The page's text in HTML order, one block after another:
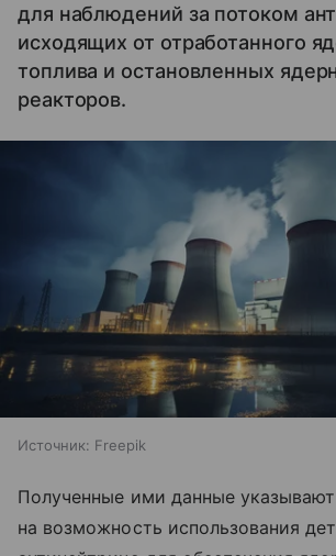
для наблюдений за потоком
исходящих от отработанного
топлива и остановленных
реакторов.
Источник: Freepik
Полученные ими данные указывают
на возможность использования